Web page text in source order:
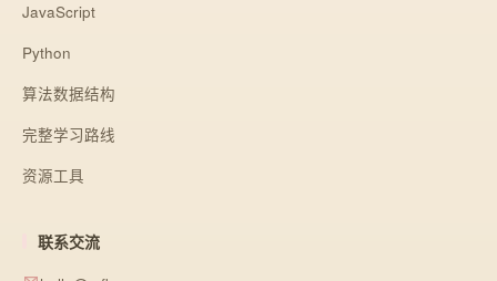
JavaScript
Python
算法数据结构
完整学习路线
资源工具
联系交流